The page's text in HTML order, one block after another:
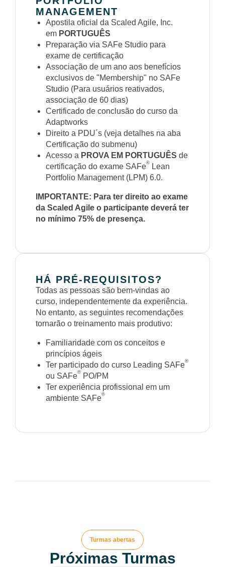
MANAGEMENT
Apostila oficial da Scaled Agile, Inc.
em PORTUGUÊS
Preparação via SAFe Studio para
exame de certificação
Associação de um ano aos benefícios
exclusivos de "Membership" no SAFe
Studio (Para usuários reativados,
associação de 60 dias)
Certificado de conclusão do curso da
Adaptworks
Direito a PDU´s (veja detalhes na aba
Certificação do submenu)
Acesso a PROVA EM PORTUGUÊS de
certificação do exame SAFe®
Lean
Portfolio Management (LPM) 6.0.
IMPORTANTE: Para ter direito ao exame
da Scaled Agile o participante deverá ter
no mínimo 75% de presença.
HÁ PRÉ-REQUISITOS?
Todas as pessoas são bem-vindas ao
curso, independentemente da experiência.
No entanto, as seguintes recomendações
tornarão o treinamento mais produtivo:
Familiaridade com os conceitos e
princípios ágeis
Ter participado do curso Leading SAFe®
ou SAFe® PO/PM
Ter experiência profissional em um
ambiente SAFe®
Turmas abertas
Próximas Turmas